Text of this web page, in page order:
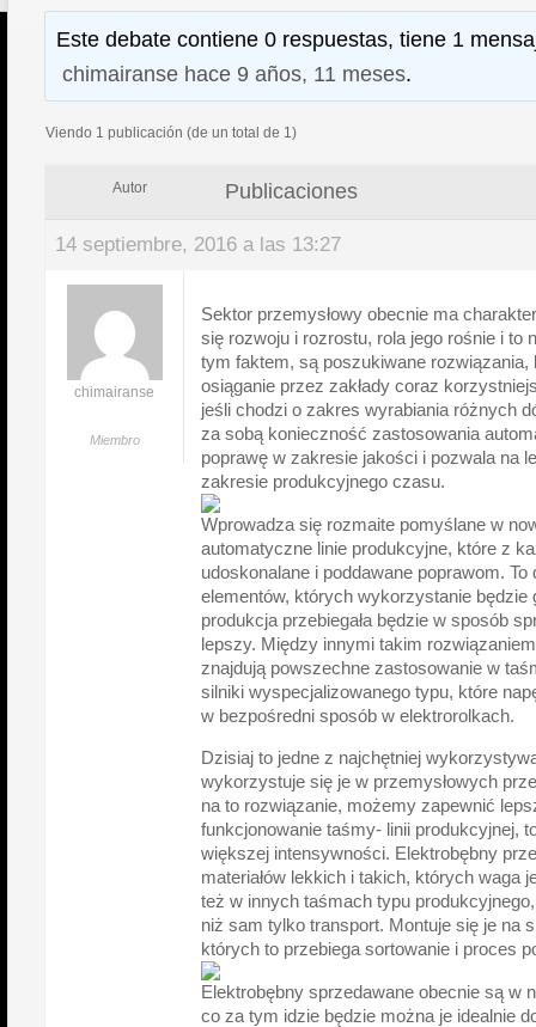
Este debate contiene 0 respuestas, tiene 1
chimairanse hace 9 años, 11 meses.
Viendo 1 publicación (de un total de 1)
Autor Publicaciones
14 septiembre, 2016 a las 13:27
chimairanse
Miembro
Sektor przemysłowy obecnie ma
się rozwoju i rozrostu, rola jego rośnie i to
tym faktem, są poszukiwane rozwiązania,
osiąganie przez zakłady coraz
jeśli chodzi o zakres wyrabiania różnych
za sobą konieczność zastosowania
poprawę w zakresie jakości i pozwala na
zakresie produkcyjnego czasu.
Wprowadza się rozmaite pomyślane w
automatyczne linie produkcyjne, które z
udoskonalane i poddawane poprawom. To
elementów, których wykorzystanie będzie
produkcja przebiegała będzie w sposób
lepszy. Między innymi takim
znajdują powszechne zastosowanie w
silniki wyspecjalizowanego typu, które
w bezpośredni sposób w elektrorolkach.
Dzisiaj to jedne z najchętniej
wykorzystuje się je w przemysłowych
na to rozwiązanie, możemy zapewnić
funkcjonowanie taśmy- linii produkcyjnej,
większej intensywności. Elektrobębny
materiałów lekkich i takich, których waga
też w innych taśmach typu
niż sam tylko transport. Montuje się je na
których to przebiega sortowanie i proces
Elektrobębny sprzedawane obecnie są w
co za tym idzie będzie można je idealnie